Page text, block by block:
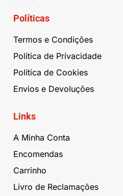
Políticas
Termos e Condições
Política de Privacidade
Política de Cookies
Envios e Devoluções
Links
A Minha Conta
Encomendas
Carrinho
Livro de Reclamações